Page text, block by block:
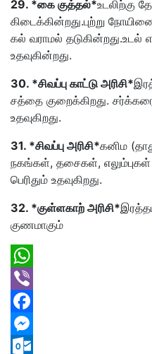
29. *கை குத்தல்*உடலிற்கு
கிடைக்கின்றது.புற்று
கல் வராமல்
உதவுகின்றது.
30. *சிவப்பு காட்டு அரிசி*
சத்தை குறைக்கிறது.
உதவுகிறது.
31. *சிவப்பு அரிசி*கனிம
நகங்கள், தசைகள், எலும்புகள்
பெரிதும் உதவுகிறது.
32. *குள்ளகாற் அரிசி*
குணமாகும்
WhatsApp
Viber
Facebook
Messenger